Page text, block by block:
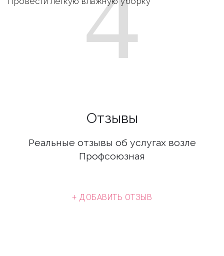
Отзывы
Реальные отзывы об услугах возле
Профсоюзная
+ ДОБАВИТЬ ОТЗЫВ